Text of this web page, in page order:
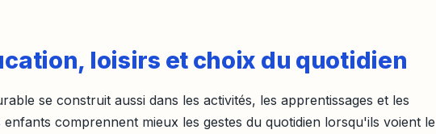
loisirs et choix du quotidien
se construit aussi dans les activités, les apprentissages et les
enfants comprennent mieux les gestes du quotidien lorsqu'ils voient